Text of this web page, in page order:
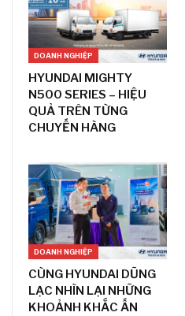
DOANH NGHIỆP
HYUNDAI MIGHTY
N500 SERIES – HIỆU
QUẢ TRÊN TỪNG
CHUYẾN HÀNG
DOANH NGHIỆP
CÙNG HYUNDAI DŨNG
LẠC NHÌN LẠI NHỮNG
KHOẢNH KHẮC ẤN